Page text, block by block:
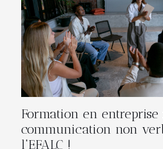
Formation en
communication non
l'EFALC !